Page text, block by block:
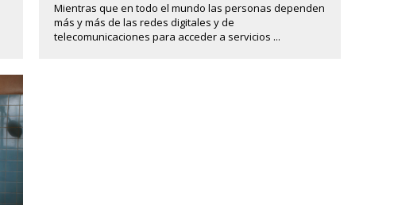
Mientras que en todo el mundo las personas dependen
más y más de las redes digitales y de
telecomunicaciones para acceder a servicios ...